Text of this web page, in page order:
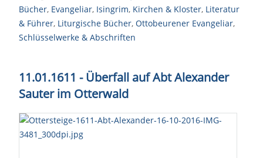
Bücher, Evangeliar, Isingrim, Kirchen & Kloster, Literatur
& Führer, Liturgische Bücher, Ottobeurener Evangeliar,
Schlüsselwerke & Abschriften
11.01.1611 - Überfall auf Abt Alexander
Sauter im Otterwald